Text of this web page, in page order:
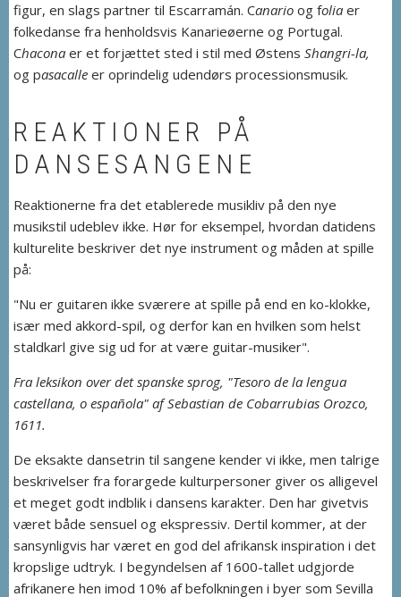
figur, en slags partner til Escarramán. Canario og folia er
folkedanse fra henholdsvis Kanarieøerne og Portugal.
Chacona er et forjættet sted i stil med Østens Shangri-la,
og pasacalle er oprindelig udendørs processionsmusik.
REAKTIONER PÅ
DANSESANGENE
Reaktionerne fra det etablerede musikliv på den nye
musikstil udeblev ikke. Hør for eksempel, hvordan datidens
kulturelite beskriver det nye instrument og måden at spille
på:
"Nu er guitaren ikke sværere at spille på end en ko-klokke,
især med akkord-spil, og derfor kan en hvilken som helst
staldkarl give sig ud for at være guitar-musiker".
Fra leksikon over det spanske sprog, "Tesoro de la lengua
castellana, o española" af Sebastian de Cobarrubias Orozco,
1611.
De eksakte dansetrin til sangene kender vi ikke, men talrige
beskrivelser fra forargede kulturpersoner giver os alligevel
et meget godt indblik i dansens karakter. Den har givetvis
været både sensuel og ekspressiv. Dertil kommer, at der
sansynligvis har været en god del afrikansk inspiration i det
kropslige udtryk. I begyndelsen af 1600-tallet udgjorde
afrikanere hen imod 10% af befolkningen i byer som Sevilla